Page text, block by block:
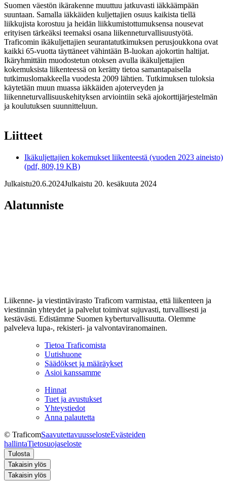
Suomen väestön ikärakenne muuttuu jatkuvasti iäkkäämpään
suuntaan. Samalla iäkkäiden kuljettajien osuus kaikista tiellä
liikkujista korostuu ja heidän liikkumistottumuksensa nousevat
erityisen tärkeäksi teemaksi osana liikenneturvallisuustyötä.
Traficomin ikäkuljettajien seurantatutkimuksen perusjoukkona ovat
kaikki 65-vuotta täyttäneet vähintään B-luokan ajokortin haltijat.
Ikäryhmittäin muodostetun otoksen avulla ikäkuljettajien
kokemuksista liikenteessä on kerätty tietoa samantapaisella
tutkimuslomakkeella vuodesta 2009 lähtien. Tutkimuksen tuloksia
käytetään muun muassa iäkkäiden ajoterveyden ja
liikenneturvallisuuskehityksen arviointiin sekä ajokorttijärjestelmän
ja koulutuksen suunnitteluun.
Liitteet
Ikäkuljettajien kokemukset liikenteestä (vuoden 2023 aineisto)
(pdf, 809,19 KB)
Julkaistu20.6.2024Julkaistu 20. kesäkuuta 2024
Alatunniste
Liikenne- ja viestintävirasto Traficom varmistaa, että liikenteen ja
viestinnän yhteydet ja palvelut toimivat sujuvasti, turvallisesti ja
kestävästi. Edistämme Suomen kyberturvallisuutta. Olemme
palveleva lupa-, rekisteri- ja valvontaviranomainen.
Tietoa Traficomista
Uutishuone
Säädökset ja määräykset
Asioi kanssamme
Hinnat
Tuet ja avustukset
Yhteystiedot
Anna palautetta
© TraficomSaavutettavuusselosteEvästeiden
hallintaTietosuojaseloste
Tulosta
Takaisin ylös
Takaisin ylös